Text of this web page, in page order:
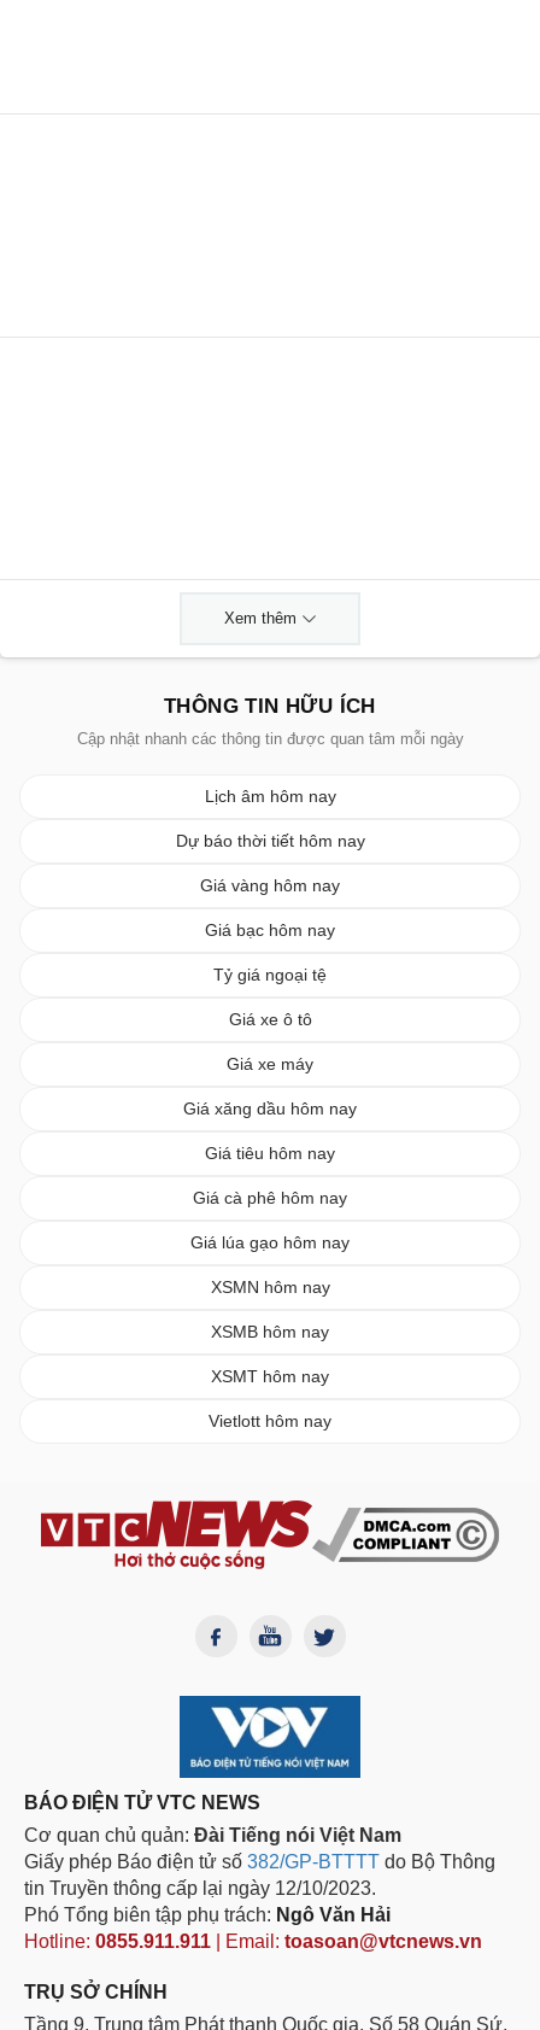
Xem thêm
THÔNG TIN HỮU ÍCH
Cập nhật nhanh các thông tin được quan tâm mỗi ngày
Lịch âm hôm nay
Dự báo thời tiết hôm nay
Giá vàng hôm nay
Giá bạc hôm nay
Tỷ giá ngoại tệ
Giá xe ô tô
Giá xe máy
Giá xăng dầu hôm nay
Giá tiêu hôm nay
Giá cà phê hôm nay
Giá lúa gạo hôm nay
XSMN hôm nay
XSMB hôm nay
XSMT hôm nay
Vietlott hôm nay
BÁO ĐIỆN TỬ VTC NEWS
Cơ quan chủ quản: Đài Tiếng nói Việt Nam
Giấy phép Báo điện tử số 382/GP-BTTTT do Bộ Thông
tin Truyền thông cấp lại ngày 12/10/2023.
Phó Tổng biên tập phụ trách: Ngô Văn Hải
Hotline: 0855.911.911 | Email: toasoan@vtcnews.vn
TRỤ SỞ CHÍNH
Tầng 9, Trung tâm Phát thanh Quốc gia, Số 58 Quán Sứ,